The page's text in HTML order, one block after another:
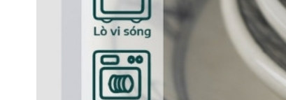
truyền thống nhưng không kém phần sang
Ưu điểm nổi bật không thể bỏ qua, chính
cơm, 2 tô, 3 bát nhỏ đựng gia vị, 6 bát
sản phẩm đều được thiết kế với đa dạng